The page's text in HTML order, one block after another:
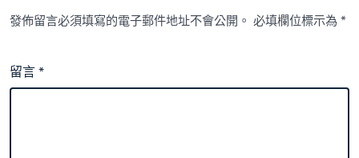
發佈留言必須填寫的電子郵件地址不會公開。 必填欄位標示為*
留言*